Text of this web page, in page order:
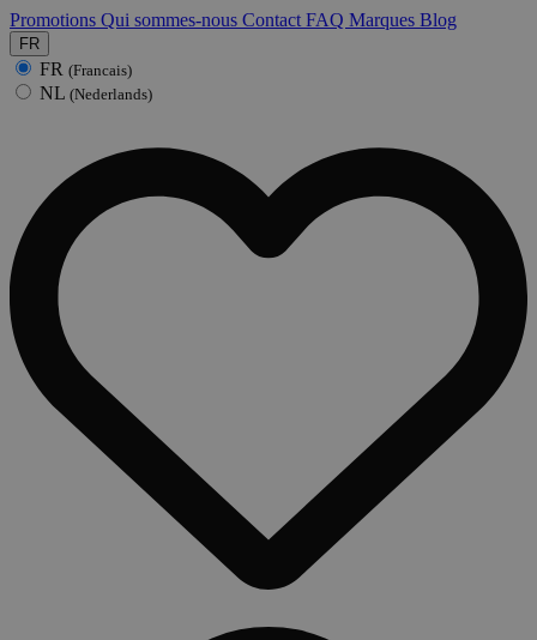
Promotions Qui sommes-nous Contact FAQ Marques Blog
FR
FR (Francais)
NL (Nederlands)